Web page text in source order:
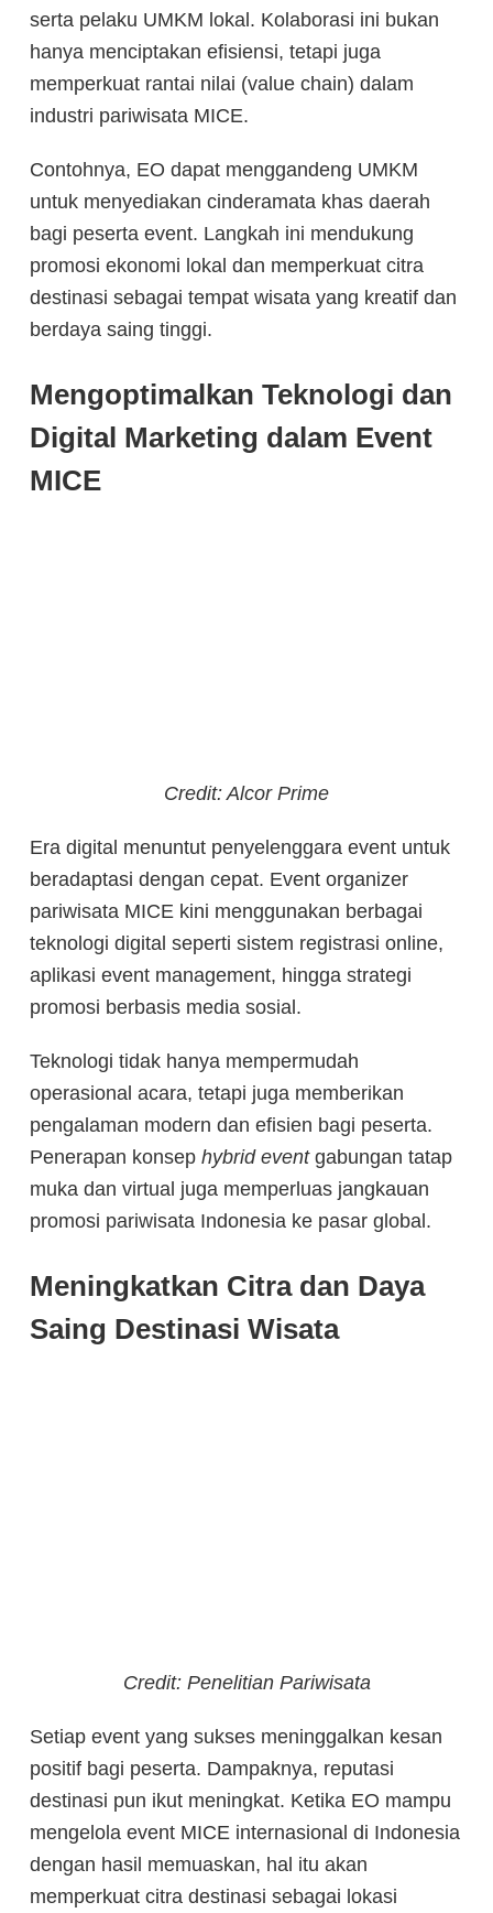
serta pelaku UMKM lokal. Kolaborasi ini bukan
hanya menciptakan efisiensi, tetapi juga
memperkuat rantai nilai (value chain) dalam
industri pariwisata MICE.
Contohnya, EO dapat menggandeng UMKM
untuk menyediakan cinderamata khas daerah
bagi peserta event. Langkah ini mendukung
promosi ekonomi lokal dan memperkuat citra
destinasi sebagai tempat wisata yang kreatif dan
berdaya saing tinggi.
Mengoptimalkan Teknologi dan
Digital Marketing dalam Event
MICE
Credit: Alcor Prime
Era digital menuntut penyelenggara event untuk
beradaptasi dengan cepat. Event organizer
pariwisata MICE kini menggunakan berbagai
teknologi digital seperti sistem registrasi online,
aplikasi event management, hingga strategi
promosi berbasis media sosial.
Teknologi tidak hanya mempermudah
operasional acara, tetapi juga memberikan
pengalaman modern dan efisien bagi peserta.
Penerapan konsep hybrid eventgabungan tatap
muka dan virtual juga memperluas jangkauan
promosi pariwisata Indonesia ke pasar global.
Meningkatkan Citra dan Daya
Saing Destinasi Wisata
Credit: Penelitian Pariwisata
Setiap event yang sukses meninggalkan kesan
positif bagi peserta. Dampaknya, reputasi
destinasi pun ikut meningkat. Ketika EO mampu
mengelola event MICE internasional di Indonesia
dengan hasil memuaskan, hal itu akan
memperkuat citra destinasi sebagai lokasi